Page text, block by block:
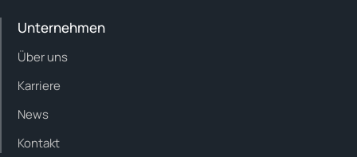
Unternehmen
Über uns
Karriere
News
Kontakt